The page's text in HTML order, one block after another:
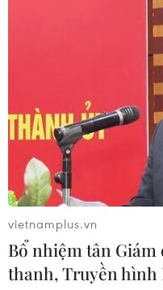
nhằm trưng bày, giới
huyện Mê Linh tới nhân
vietnamplus.vn
Bổ nhiệm tân Giám
thanh, Truyền hình